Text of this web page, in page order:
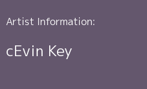
Artist Information:
cEvin Key